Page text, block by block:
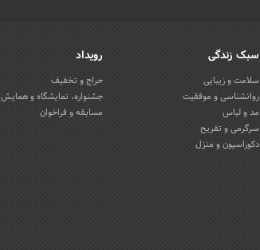
سبک زندگی
سلامت و زیبایی
روانشناسی و موفقیت
مد و لباس
سرگرمی و تفریح
دکوراسیون و منزل
رویداد
حراج و تخفیف
جشنواره، نمایشگاه و همایش
مسابقه و فراخوان